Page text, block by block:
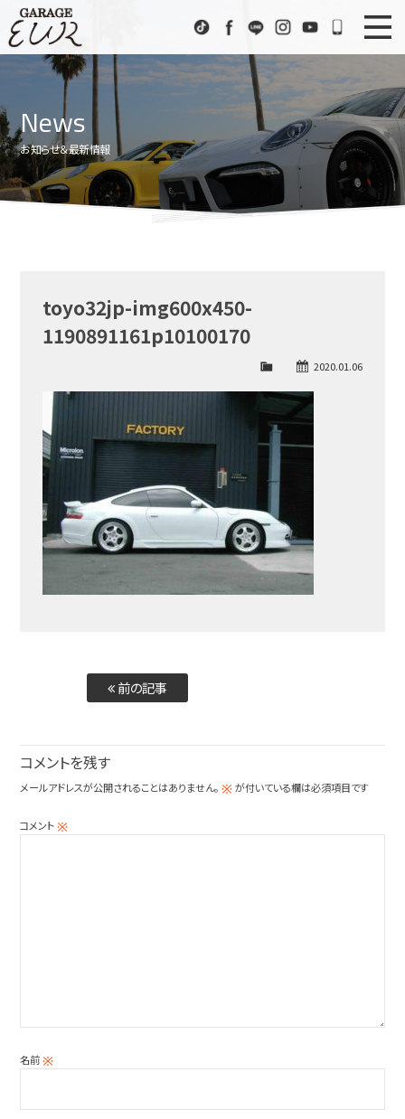
TikTokFacebook
LINE InstagramYoutube072-
ニュース
Stock List
在庫車情報
EUR Sports
EURスポーツ
アクセス
News
お知らせ＆最新情報
toyo32jp-img600x450-
1190891161p10100170
2020.01.06
前の記事
コメントを残す
メールアドレスが公開されることはありません。 ※が付いている欄は必須項目です
コメント※
名前※